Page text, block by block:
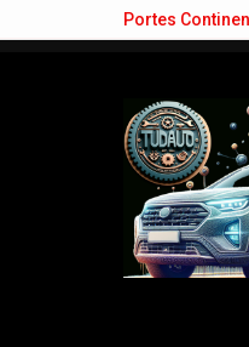
Portes